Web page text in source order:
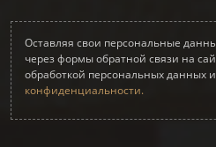
Оставляя свои персональные
через формы обратной связи на
обработкой персональных данных
конфиденциальности.